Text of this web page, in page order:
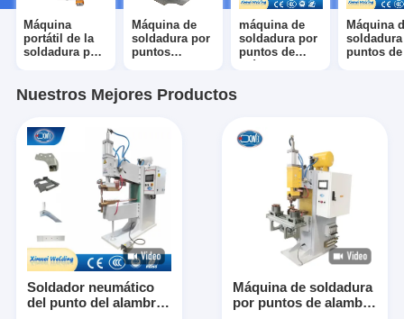
Máquina
portátil de la
soldadura por
Máquina de
soldadura por
puntos
máquina de
soldadura por
puntos de
Máquina
puntos
Nuestros Mejores Productos
Soldador neumático
del punto del alambre
Máquina de soldadura
por puntos de alambre